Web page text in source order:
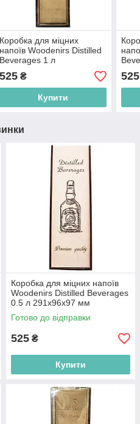
Коробка для міцних
напоїв Woodenirs Distilled
Beverages 1 л
351х111х117 мм
(4821314449929)
525₴
Купити
525
Коробка для міцних напоїв
Woodenirs Distilled Beverages
0.5 л 291х96х97 мм
(4821314449998)
Готово до відправки
525 ₴
Купити